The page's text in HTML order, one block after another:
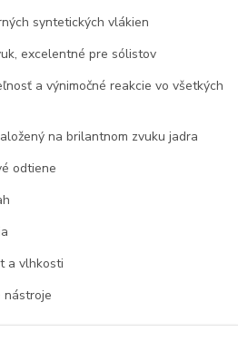
syntetických vlákien
excelentné pre sólistov
a výnimočné reakcie vo všetkých
na brilantnom zvuku jadra
odtiene
a vlhkosti
nástroje